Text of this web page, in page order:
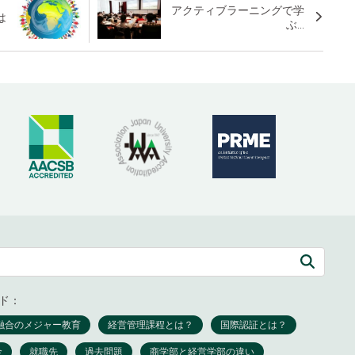
アクティブラーニングで学
ぶ...
：